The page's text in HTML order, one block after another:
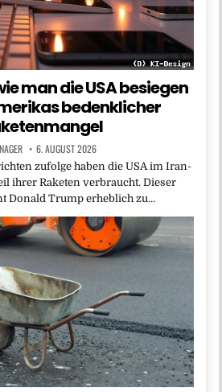
man die USA besiegen
bedenklicher
6. AUGUST 2026
zufolge haben die USA im Iran-
ihrer Raketen verbraucht. Dieser
Donald Trump erheblich zu…